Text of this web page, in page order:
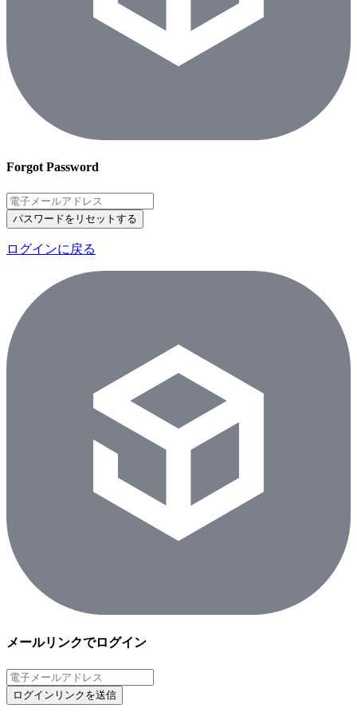
Forgot Password
パスワードをリセットする
ログインに戻る
メールリンクでログイン
ログインリンクを送信